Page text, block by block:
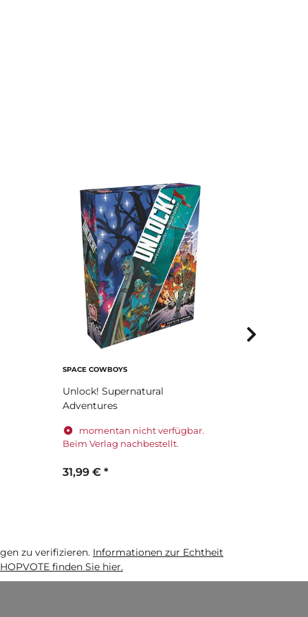
SPACE COWBOYS
Unlock! Supernatural
Adventures
momentan nicht verfügbar.
Beim Verlag nachbestellt.
31,99 € *
zu verifizieren. Informationen zur Echtheit
finden Sie hier.